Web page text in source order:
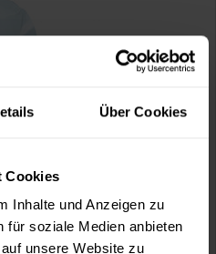
Über Cookies
Cookies
Inhalte und Anzeigen zu
für soziale Medien anbieten
unsere Website zu
Klebeband
mm stark, hochreißfest,
hellblauem,...